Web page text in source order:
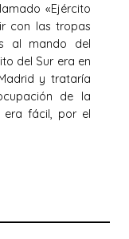
«Ejército
con las tropas
al mando del
del Sur era en
y trataría
de la
fácil, por el